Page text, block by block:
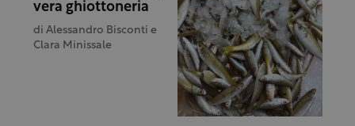
vera ghiottoneria
di Alessandro Bisconti e
Clara Minissale